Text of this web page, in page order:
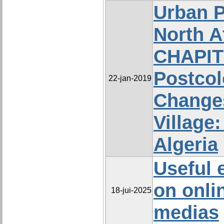
22-jan-2019
Urban
North
Algeria
18-jui-2025
Useful
on
medias